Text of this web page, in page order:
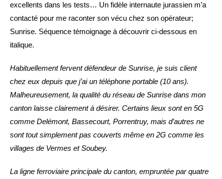
excellents dans les tests… Un fidèle internaute jurassien m’a
contacté pour me raconter son vécu chez son opérateur;
Sunrise. Séquence témoignage à découvrir ci-dessous en
italique.
Habituellement fervent défendeur de Sunrise, je suis client
chez eux depuis que j’ai un téléphone portable (10 ans).
Malheureusement, la qualité du réseau de Sunrise dans mon
canton laisse clairement à désirer. Certains lieux sont en 5G
comme Delémont, Bassecourt, Porrentruy, mais d’autres ne
sont tout simplement pas couverts même en 2G comme les
villages de Vermes et Soubey.
La ligne ferroviaire principale du canton, empruntée par quatre